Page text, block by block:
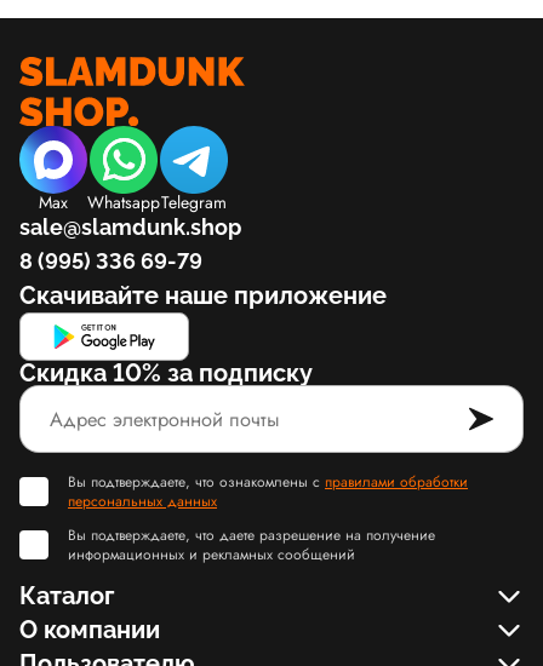
Max WhatsappTelegram
sale@slamdunk.shop
8 (995) 336 69-79
Скачивайте наше приложение
Скидка 10% за подписку
Вы подтверждаете, что ознакомлены с правилами обработки
персональных данных
Вы подтверждаете, что даете разрешение на получение
информационных и рекламных сообщений
Каталог
О компании